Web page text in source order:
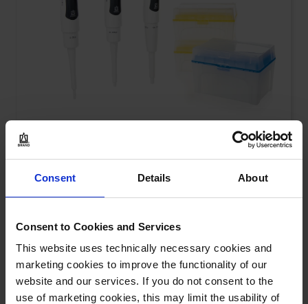
Consent Details About
Consent to Cookies and Services
This website uses technically necessary cookies and
marketing cookies to improve the functionality of our
website and our services. If you do not consent to the
use of marketing cookies, this may limit the usability of